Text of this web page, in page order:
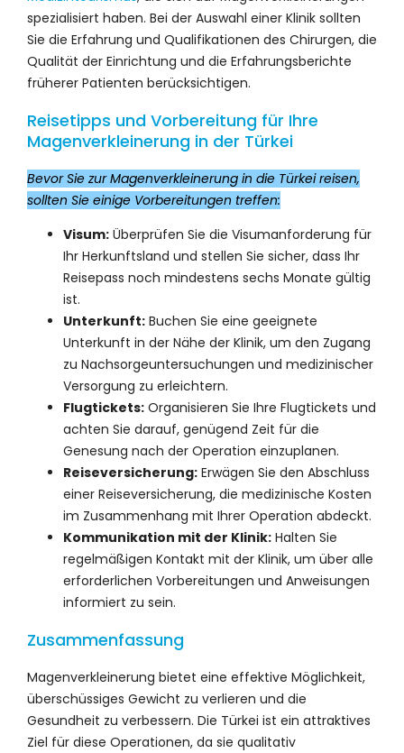
spezialisiert haben. Bei der Auswahl einer Klinik sollten
Sie die Erfahrung und Qualifikationen des Chirurgen, die
Qualität der Einrichtung und die Erfahrungsberichte
früherer Patienten berücksichtigen.
Reisetipps und Vorbereitung für Ihre
Magenverkleinerung in der Türkei
Bevor Sie zur Magenverkleinerung in die Türkei reisen,
sollten Sie einige Vorbereitungen treffen:
Visum: Überprüfen Sie die Visumanforderung für
Ihr Herkunftsland und stellen Sie sicher, dass Ihr
Reisepass noch mindestens sechs Monate gültig
ist.
Unterkunft: Buchen Sie eine geeignete
Unterkunft in der Nähe der Klinik, um den Zugang
zu Nachsorgeuntersuchungen und medizinischer
Versorgung zu erleichtern.
Flugtickets: Organisieren Sie Ihre Flugtickets und
achten Sie darauf, genügend Zeit für die
Genesung nach der Operation einzuplanen.
Reiseversicherung: Erwägen Sie den Abschluss
einer Reiseversicherung, die medizinische Kosten
im Zusammenhang mit Ihrer Operation abdeckt.
Kommunikation mit der Klinik: Halten Sie
regelmäßigen Kontakt mit der Klinik, um über alle
erforderlichen Vorbereitungen und Anweisungen
informiert zu sein.
Zusammenfassung
Magenverkleinerung bietet eine effektive Möglichkeit,
überschüssiges Gewicht zu verlieren und die
Gesundheit zu verbessern. Die Türkei ist ein attraktives
Ziel für diese Operationen, da sie qualitativ